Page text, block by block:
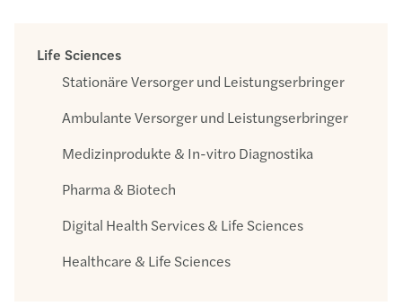
Life Sciences
Stationäre Versorger und Leistungserbringer
Ambulante Versorger und Leistungserbringer
Medizinprodukte & In-vitro Diagnostika
Pharma & Biotech
Digital Health Services & Life Sciences
Healthcare & Life Sciences